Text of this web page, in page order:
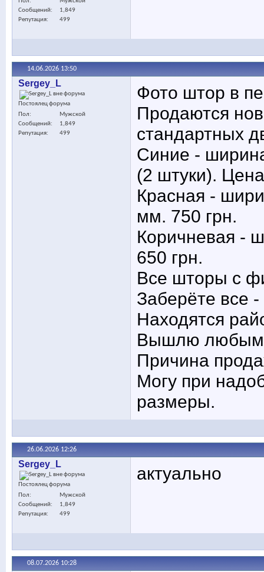
Сообщений
1,849
Репутация
499
14.06.2026 13:50
Sergey_L
Постоялец форума
Пол
Мужской
Сообщений
1,849
Репутация
499
Фото штор в
Продаются
стандартных
Синие -
(2 штуки).
Красная -
мм. 750 грн.
Коричневая -
650 грн.
Все шторы с
Заберёте все -
Находятся
Вышлю любым
Причина
Могу при
размеры.
26.06.2026 12:26
Sergey_L
Постоялец форума
Пол
Мужской
Сообщений
1,849
Репутация
499
актуально
08.07.2026 10:28